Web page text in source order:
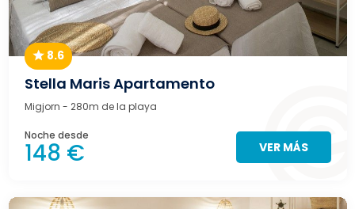
8.6
Stella Maris Apartamento
Migjorn - 280m de la playa
Noche desde
148 € VER MÁS